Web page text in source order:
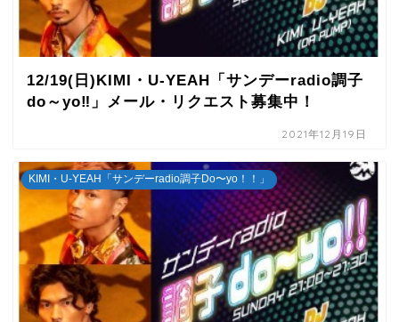
12/19(日)KIMI・U-YEAH「サンデーradio調子
do～yo‼」メール・リクエスト募集中！
2021年12月19日
KIMI・U-YEAH「サンデーradio調子Do〜yo！！」